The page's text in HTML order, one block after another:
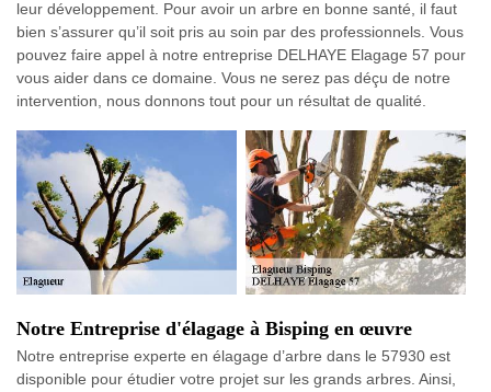
leur développement. Pour avoir un arbre en bonne santé, il faut
bien s’assurer qu’il soit pris au soin par des professionnels. Vous
pouvez faire appel à notre entreprise DELHAYE Elagage 57 pour
vous aider dans ce domaine. Vous ne serez pas déçu de notre
intervention, nous donnons tout pour un résultat de qualité.
Notre Entreprise d'élagage à Bisping en œuvre
Notre entreprise experte en élagage d’arbre dans le 57930 est
disponible pour étudier votre projet sur les grands arbres. Ainsi,